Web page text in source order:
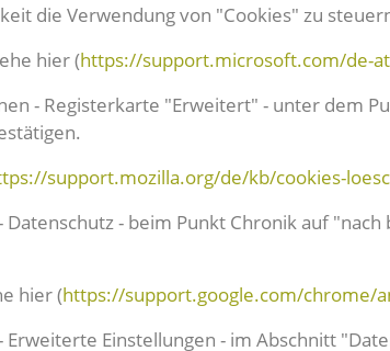
die Verwendung von "Cookies" zu
hier (https://support.microsoft.com/de-
- Registerkarte "Erweitert" - unter dem
support.mozilla.org/de/kb/cookies-
Datenschutz - beim Punkt Chronik auf
hier (https://support.google.com/chrome/
Erweiterte Einstellungen - im Abschnitt